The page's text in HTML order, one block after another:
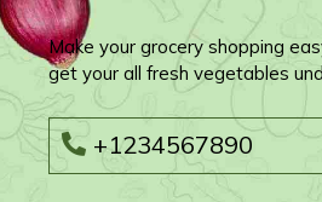
Make your grocery shopping
get your all fresh vegetables
+1234567890